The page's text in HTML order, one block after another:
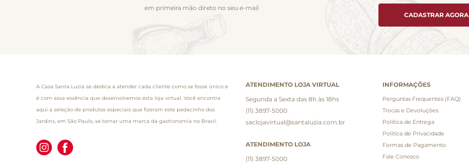
em primeira mão direto no seu e-mail
CADASTRAR AGORA
A Casa Santa Luzia se dedica a atender cada cliente como se fosse único e
é com essa essência que desenvolvemos esta loja virtual. Você encontra
aqui a seleção de produtos especiais que fizeram este pedacinho dos
Jardins, em São Paulo, se tornar uma marca da gastronomia no Brasil.
ATENDIMENTO LOJA VIRTUAL
Segunda a Sexta das 8h às 18hs
(11) 3897-5000
saclojavirtual@santaluzia.com.br
ATENDIMENTO LOJA
(11) 3897-5000
INFORMAÇÕES
Perguntas Frequentes (FAQ)
Trocas e Devoluções
Politica de Entrega
Politica de Privacidade
Formas de Pagamento
Fale Conosco